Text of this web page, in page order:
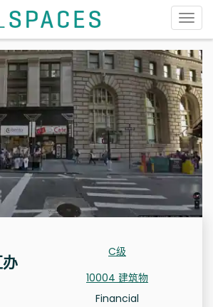
切
换
导
航
C级
10004 建筑物
Financial